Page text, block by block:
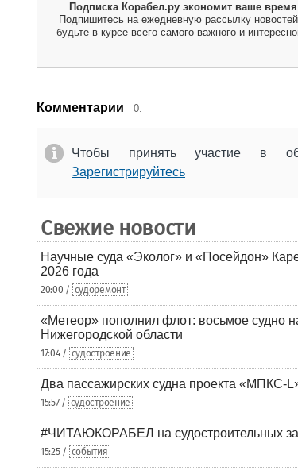
Подписка Корабел.ру экономит ваше время
Подпишитесь на ежедневную рассылку
будьте в курсе всего самого важного и
Комментарии 0.
Чтобы принять участие в
Зарегистрируйтесь
Свежие новости
Научные суда «Эколог» и «Посейдон»
2026 года
20:00 / судоремонт
«Метеор» пополнил флот: восьмое судно
Нижегородской области
17:04 / судостроение
Два пассажирских судна проекта
15:57 / судостроение
#ЧИТАЮКОРАБЕЛ на судостроительных
15:25 / события